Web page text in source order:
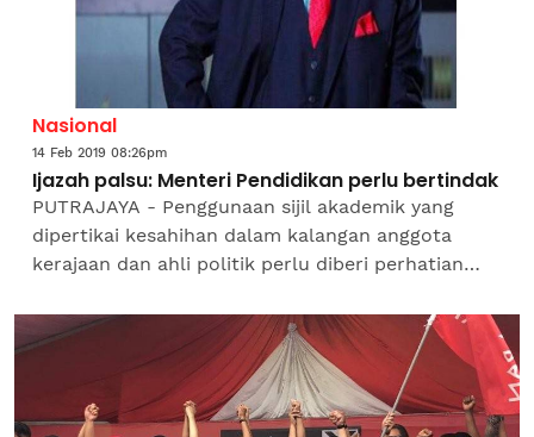
Nasional
14 Feb 2019 08:26pm
Ijazah palsu: Menteri Pendidikan perlu bertindak
PUTRAJAYA - Penggunaan sijil akademik yang
dipertikai kesahihan dalam kalangan anggota
kerajaan dan ahli politik perlu diberi perhatian
Majlis Profesor...